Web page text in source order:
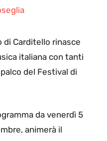
di Carditello rinasce
italiana con tanti
del Festival di
da venerdì 5
animerà il